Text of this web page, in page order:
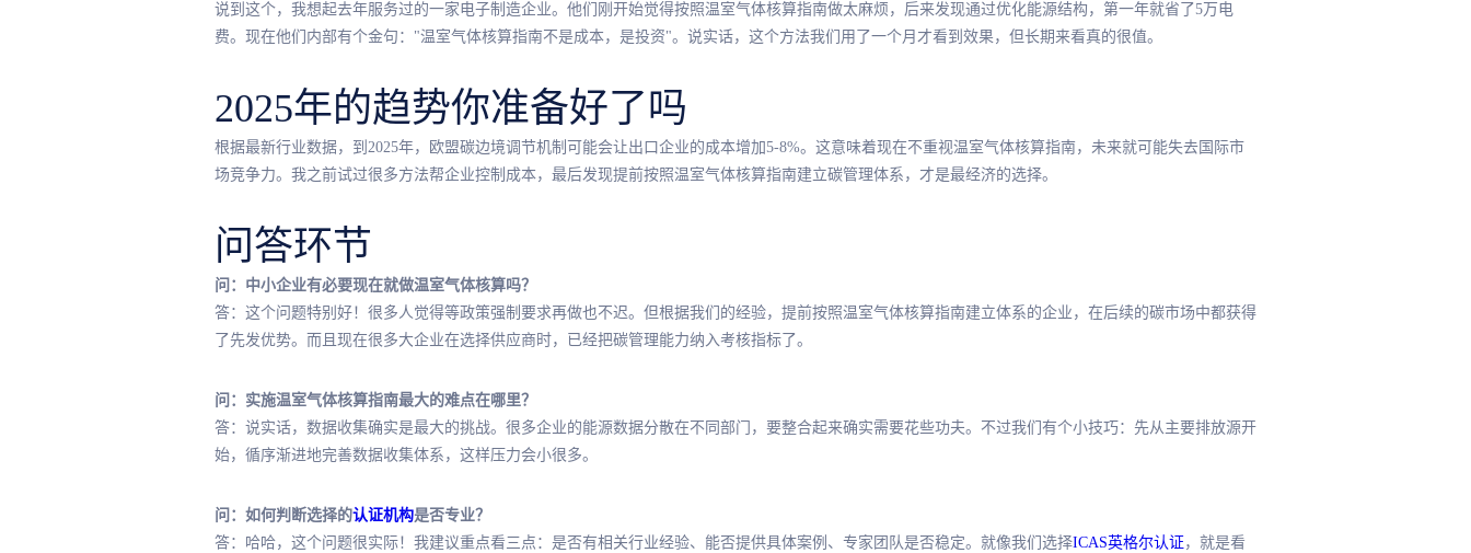
说到这个，我想起去年服务过的一家电子制造企业。他们刚开始觉得按照温室气体核算指南做太麻烦，后来发现通过优化能源结构，第一年就省了5万电
费。现在他们内部有个金句："温室气体核算指南不是成本，是投资"。说实话，这个方法我们用了一个月才看到效果，但长期来看真的很值。
2025年的趋势你准备好了吗
根据最新行业数据，到2025年，欧盟碳边境调节机制可能会让出口企业的成本增加5-8%。这意味着现在不重视温室气体核算指南，未来就可能失去国际市
场竞争力。我之前试过很多方法帮企业控制成本，最后发现提前按照温室气体核算指南建立碳管理体系，才是最经济的选择。
问答环节
问：中小企业有必要现在就做温室气体核算吗？
答：这个问题特别好！很多人觉得等政策强制要求再做也不迟。但根据我们的经验，提前按照温室气体核算指南建立体系的企业，在后续的碳市场中都获得
了先发优势。而且现在很多大企业在选择供应商时，已经把碳管理能力纳入考核指标了。
问：实施温室气体核算指南最大的难点在哪里？
答：说实话，数据收集确实是最大的挑战。很多企业的能源数据分散在不同部门，要整合起来确实需要花些功夫。不过我们有个小技巧：先从主要排放源开
始，循序渐进地完善数据收集体系，这样压力会小很多。
问：如何判断选择的认证机构是否专业？
答：哈哈，这个问题很实际！我建议重点看三点：是否有相关行业经验、能否提供具体案例、专家团队是否稳定。就像我们选择ICAS英格尔认证 ，就是看